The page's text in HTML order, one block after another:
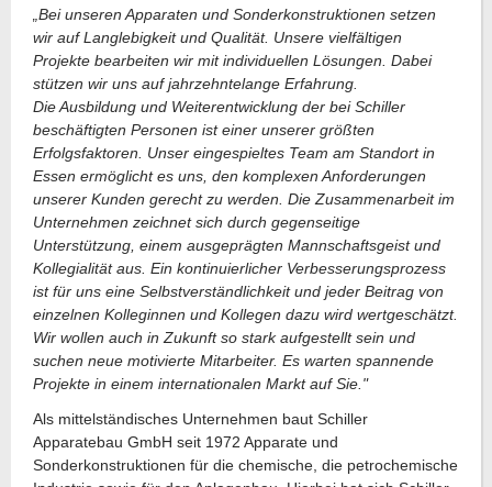
„Bei unseren Apparaten und Sonderkonstruktionen setzen
wir auf Langlebigkeit und Qualität. Unsere vielfältigen
Projekte bearbeiten wir mit individuellen Lösungen. Dabei
stützen wir uns auf jahrzehntelange Erfahrung.
Die Ausbildung und Weiterentwicklung der bei Schiller
beschäftigten Personen ist einer unserer größten
Erfolgsfaktoren. Unser eingespieltes Team am Standort in
Essen ermöglicht es uns, den komplexen Anforderungen
unserer Kunden gerecht zu werden. Die Zusammenarbeit im
Unternehmen zeichnet sich durch gegenseitige
Unterstützung, einem ausgeprägten Mannschaftsgeist und
Kollegialität aus. Ein kontinuierlicher Verbesserungsprozess
ist für uns eine Selbstverständlichkeit und jeder Beitrag von
einzelnen Kolleginnen und Kollegen dazu wird wertgeschätzt.
Wir wollen auch in Zukunft so stark aufgestellt sein und
suchen neue motivierte Mitarbeiter. Es warten spannende
Projekte in einem internationalen Markt auf Sie."
Als mittelständisches Unternehmen baut Schiller
Apparatebau GmbH seit 1972 Apparate und
Sonderkonstruktionen für die chemische, die petrochemische